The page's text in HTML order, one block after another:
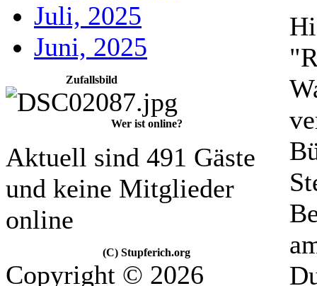
Juli, 2025
Juni, 2025
Zufallsbild
Wer ist online?
Aktuell sind 491 Gäste
und keine Mitglieder
online
(C) Stupferich.org
Copyright © 2026